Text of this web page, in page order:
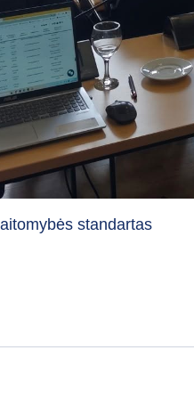
standartas